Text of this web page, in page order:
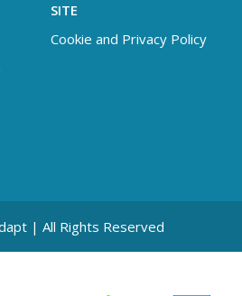
SITE
Cookie and Privacy Policy
| All Rights Reserved